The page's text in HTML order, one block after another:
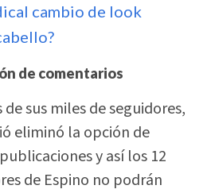
cambio de look
de comentarios
sus miles de seguidores,
eliminó la opción de
y así los 12
de Espino no podrán